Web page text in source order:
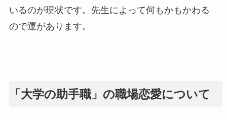
いるのが現状です。先生によって何もかもかわる
ので運があります。
「大学の助手職」の職場恋愛について